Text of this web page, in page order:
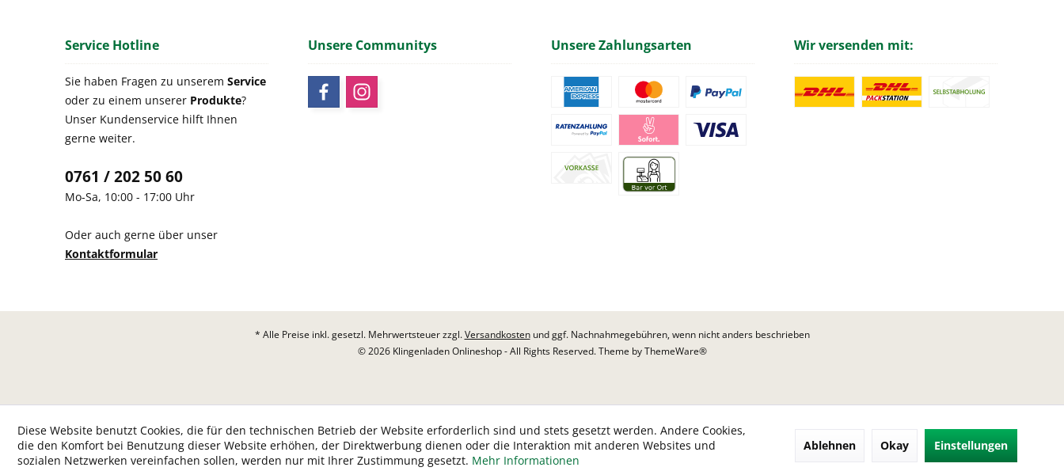
Service Hotline
Sie haben Fragen zu unserem Service
oder zu einem unserer Produkte?
Unser Kundenservice hilft Ihnen
gerne weiter.
0761 / 202 50 60
Mo-Sa, 10:00 - 17:00 Uhr
Oder auch gerne über unser
Kontaktformular
Unsere Communitys Unsere Zahlungsarten Wir versenden mit:
* Alle Preise inkl. gesetzl. Mehrwertsteuer zzgl.Versandkostenund ggf. Nachnahmegebühren, wenn nicht anders beschrieben
© 2026 Klingenladen Onlineshop - All Rights Reserved. Theme byThemeWare®
Diese Website benutzt Cookies, die für den technischen Betrieb der Website erforderlich sind und stets gesetzt werden. Andere Cookies,
die den Komfort bei Benutzung dieser Website erhöhen, der Direktwerbung dienen oder die Interaktion mit anderen Websites und
sozialen Netzwerken vereinfachen sollen, werden nur mit Ihrer Zustimmung gesetzt. Mehr Informationen
Ablehnen Okay Einstellungen